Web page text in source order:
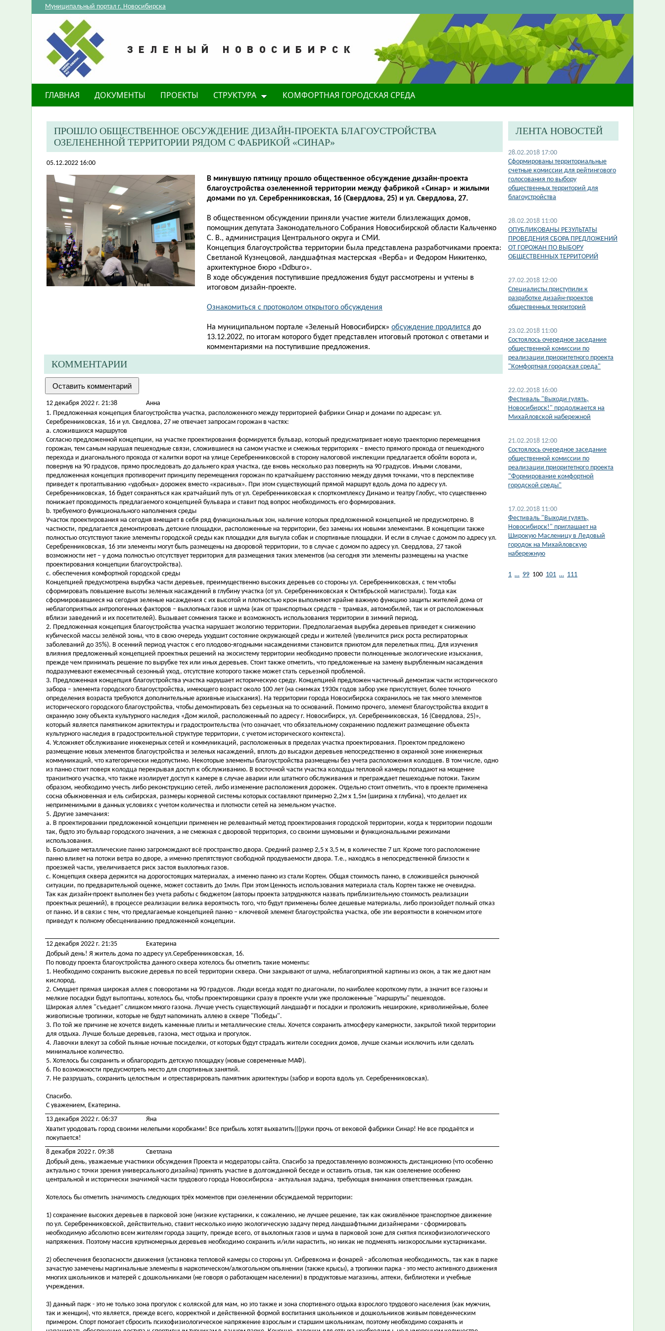
Муниципальный портал г. Новосибирска
ГЛАВНАЯ ДОКУМЕНТЫ ПРОЕКТЫ СТРУКТУРА КОМФОРТНАЯ ГОРОДСКАЯ СРЕДА
ПРОШЛО ОБЩЕСТВЕННОЕ ОБСУЖДЕНИЕ ДИЗАЙН-ПРОЕКТА БЛАГОУСТРОЙСТВА
ОЗЕЛЕНЕННОЙ ТЕРРИТОРИИ РЯДОМ С ФАБРИКОЙ «СИНАР»
05.12.2022 16:00
В минувшую пятницу прошло общественное обсуждение дизайн-проекта
благоустройства озелененной территории между фабрикой «Синар» и жилыми
домами по ул. Серебренниковская, 16 (Свердлова, 25) и ул. Свердлова, 27.
В общественном обсуждении приняли участие жители близлежащих домов,
помощник депутата Законодательного Собрания Новосибирской области Кальченко
С. В., администрация Центрального округа и СМИ.
Концепция благоустройства территории была представлена разработчиками проекта:
Светланой Кузнецовой, ландшафтная мастерская «Верба» и Федором Никитенко,
архитектурное бюро «Ddburo».
В ходе обсуждения поступившие предложения будут рассмотрены и учтены в
итоговом дизайн-проекте.
Ознакомиться с протоколом открытого обсуждения
На муниципальном портале «Зеленый Новосибирск» обсуждение продлится​ до
13.12.2022, по итогам которого будет представлен итоговый протокол с ответами и
комментариями на поступившие предложения.
КОММЕНТАРИИ
12 декабря 2022 г. 21:38
Aнна
1. Предложенная концепция благоустройства участка, расположенного между территорией фабрики Синар и домами по адресам: ул.
Серебренниковская, 16 и ул. Сведлова, 27 не отвечает запросам горожан в частях:
a. сложившихся маршрутов
Согласно предложенной концепции, на участке проектирования формируется бульвар, который предусматривает новую траекторию перемещения
горожан, тем самым нарушая пешеходные связи, сложившиеся на самом участке и смежных территориях – вместо прямого прохода от пешеходного
перехода и диагонального прохода от калитки ворот на улице Серебренниковской в сторону налоговой инспекции предлагается обойти ворота и,
повернув на 90 градусов, прямо проследовать до дальнего края участка, где вновь несколько раз повернуть на 90 градусов. Иными словами,
предложенная концепция противоречит принципу перемещения горожан по кратчайшему расстоянию между двумя точками, что в перспективе
приведет к протаптыванию «удобных» дорожек вместо «красивых». При этом существующий прямой маршрут вдоль дома по адресу ул.
Серебренниковская, 16 будет сохраняться как кратчайший путь от ул. Серебренниковская к спорткомплексу Динамо и театру Глобус, что существенно
понижает проходимость предлагаемого концепцией бульвара и ставит под вопрос необходимость его формирования.
b. требуемого функционального наполнения среды
Участок проектирования на сегодня вмещает в себя ряд функциональных зон, наличие которых предложенной концепцией не предусмотрено. В
частности, предлагается демонтировать детские площадки, расположенные на территории, без замены их новыми элементами. В концепции также
полностью отсутствуют такие элементы городской среды как площадки для выгула собак и спортивные площадки. И если в случае с домом по адресу ул.
Серебренниковская, 16 эти элементы могут быть размещены на дворовой территории, то в случае с домом по адресу ул. Свердлова, 27 такой
возможности нет – у дома полностью отсутствует территория для размещения таких элементов (на сегодня эти элементы размещены на участке
проектирования концепции благоустройства).
c. обеспечения комфортной городской среды
Концепцией предусмотрена вырубка части деревьев, преимущественно высоких деревьев со стороны ул. Серебренниковская, с тем чтобы
сформировать повышение высоты зеленых насаждений в глубину участка (от ул. Серебренниковская к Октябрьской магистрали). Тогда как
сформировавшиеся на сегодня зеленые насаждения с их высотой и плотностью крон выполняют крайне важную функцию защиты жителей дома от
неблагоприятных антропогенных факторов – выхлопных газов и шума (как от транспортных средств – трамвая, автомобилей, так и от расположенных
вблизи заведений и их посетителей). Вызывает сомнения также и возможность использования территории в зимний период.
2. Предложенная концепция благоустройства участка нарушает экологию территории. Предполагаемая вырубка деревьев приведет к снижению
кубической массы зелёной зоны, что в свою очередь ухудшит состояние окружающей среды и жителей (увеличится риск роста респираторных
заболеваний до 35%). В осенний период участок с его плодово-ягодными насаждениями становится приютом для перелетных птиц. Для изучения
влияния предложенный концепцией проектных решений на экосистему территории необходимо провести полноценные экологические изыскания,
прежде чем принимать решение по вырубке тех или иных деревьев. Стоит также отметить, что предложенные на замену вырубленным насаждения
подразумевают ежемесячный сезонный уход, отсутствие которого также может стать серьезной проблемой.
3. Предложенная концепция благоустройства участка нарушает историческую среду. Концепцией предложен частичный демонтаж части исторического
забора – элемента городского благоустройства, имеющего возраст около 100 лет (на снимках 1930х годов забор уже присутствует, более точного
определения возраста требуются дополнительные архивные изыскания). На территории города Новосибирска сохранилось не так много элементов
исторического городского благоустройства, чтобы демонтировать без серьезных на то оснований. Помимо прочего, элемент благоустройства входит в
охранную зону объекта культурного наследия «Дом жилой, расположенный по адресу г. Новосибирск, ул. Серебренниковская, 16 (Свердлова, 25)»,
который является памятником архитектуры и градостроительства (что означает, что обязательному сохранению подлежит размещение объекта
культурного наследия в градостроительной структуре территории, с учетом исторического контекста).
4. Усложняет обслуживание инженерных сетей и коммуникаций, расположенных в пределах участка проектирования. Проектом предложено
размещение новых элементов благоустройства и зеленых насаждений, вплоть до высадки деревьев непосредственно в охранной зоне инженерных
коммуникаций, что категорически недопустимо. Некоторые элементы благоустройства размещены без учета расположения колодцев. В том числе, одно
из панно стоит поверх колодца перекрывая доступ к обслуживанию. В восточной части участка колодцы тепловой камеры попадают на мощение
транзитного участка, что также изолирует доступ к камере в случае аварии или штатного обслуживания и преграждает пешеходные потоки. Таким
образом, необходимо учесть либо реконструкцию сетей, либо изменение расположения дорожек. Отдельно стоит отметить, что в проекте применена
сосна обыкновенная и ель сибирская, размеры корневой системы которых составляют примерно 2,2м х 1,5м (ширина х глубина), что делает их
неприменимыми в данных условиях с учетом количества и плотности сетей на земельном участке.
5. Другие замечания:
a. В проектировании предложенной концепции применен не релевантный метод проектирования городской территории, когда к территории подошли
так, будто это бульвар городского значения, а не смежная с дворовой территория, со своими шумовыми и функциональными режимами
использования.
b. Большие металлические панно загромождают всё пространство двора. Средний размер 2,5 х 3,5 м, в количестве 7 шт. Кроме того расположение
панно влияет на потоки ветра во дворе, а именно препятствуют свободной продуваемости двора. Т.е., находясь в непосредственной близости к
проезжей части, увеличивается риск застоя выхлопных газов.
c. Концепция сквера держится на дорогостоящих материалах, а именно панно из стали Кортен. Общая стоимость панно, в сложившейся рыночной
ситуации, по предварительной оценке, может составить до 1млн. При этом Ценность использования материала сталь Кортен также не очевидна.
Так как дизайн-проект выполнен без учета работы с бюджетом (авторы проекта затрудняются назвать приблизительную стоимость реализации
проектных решений), в процессе реализации велика вероятность того, что будут применены более дешевые материалы, либо произойдет полный отказ
от панно. И в связи с тем, что предлагаемые концепцией панно – ключевой элемент благоустройства участка, обе эти вероятности в конечном итоге
приведут к полному обесцениванию предложенной концепции.
12 декабря 2022 г. 21:35
Екатерина
Добрый день! Я житель дома по адресу ул.Серебренниковская, 16.
По поводу проекта благоустройства данного сквера хотелось бы отметить такие моменты:
1. Необходимо сохранить высокие деревья по всей территории сквера. Они закрывают от шума, неблагоприятной картины из окон, а так же дают нам
кислород.
2. Смущает прямая широкая аллея с поворотами на 90 градусов. Люди всегда ходят по диагонали, по наиболее короткому пути, а значит все газоны и
мелкие посадки будут вытоптаны, хотелось бы, чтобы проектировщики сразу в проекте учли уже проложенные "маршруты" пешеходов.
Широкая аллея "съедает" слишком много газона. Лучше учесть существующий ландшафт и посадки и проложить неширокие, криволинейные, более
живописные тропинки, которые не будут напоминать аллею в сквере "Победы".
3. По той же причине не хочется видеть каменные плиты и металлические стелы. Хочется сохранить атмосферу камерности, закрытой тихой территории
для отдыха. Лучше больше деревьев, газона, мест отдыха и прогулок.
4. Лавочки влекут за собой пьяные ночные посиделки, от которых будут страдать жители соседних домов, лучше скамьи исключить или сделать
минимальное количество.
5. Хотелось бы сохранить и облагородить детскую площадку (новые современные МАФ).
6. По возможности предусмотреть место для спортивных занятий.
7. Не разрушать, сохранить целостным и отреставрировать памятник архитектуры (забор и ворота вдоль ул. Серебренниковская).
Спасибо.
С уважением, Екатерина.
13 декабря 2022 г. 06:37
Яна
Хватит уродовать город своими нелепыми коробками! Все прибыль хотят выхватить(((руки прочь от вековой фабрики Синар! Не все продаётся и
покупается!
8 декабря 2022 г. 09:38
Светлана
Добрый день, уважаемые участники обсуждения Проекта и модераторы сайта. Спасибо за предоставленную возможность дистанционно (что особенно
актуально с точки зрения универсального дизайна) принять участие в долгожданной беседе и оставить отзыв, так как озеленение особенно
центральной и исторически значимой части трудового города Новосибирска - актуальная задача, требующая внимания ответственных граждан.
Хотелось бы отметить значимость следующих трёх моментов при озеленении обсуждаемой территории:
1) сохранение высоких деревьев в парковой зоне (низкие кустарники, к сожалению, не лучшее решение, так как оживлённое транспортное движение
по ул. Серебренниковской, действительно, ставит несколько иную экологическую задачу перед ландшафтными дизайнерами - сформировать
необходимую абсолютно всем жителям города защиту, прежде всего, от выхлопных газов и шума в парковой зоне для снятия психофизиологического
напряжения. Поэтому массив крупномерных деревьев необходимо сохранить и/или нарастить, но никак не подменять низкорослыми кустарниками.
2) обеспечения безопасности движения (установка тепловой камеры со стороны ул. Сибревкома и фонарей - абсолютная необходимость, так как в парке
зачастую замечены маргинальные элементы в наркотическом/алкогольном опьянении (также крысы), а тропинки парка - это место активного движения
многих школьников и матерей с дошкольниками (не говоря о работающем населении) в продуктовые магазины, аптеки, библиотеки и учебные
учреждения.
3) данный парк - это не только зона прогулок с коляской для мам, но это также и зона спортивного отдыха взрослого трудового населения (как мужчин,
так и женщин), что является, прежде всего, корректной и действенной формой воспитания школьников и дошкольников живым поведенческим
примером. Спорт помогает сбросить психофизиологическое напряжение взрослым и старшим школьникам, поэтому необходимо сохранять и
ЛЕНТА НОВОСТЕЙ
28.02.2018 17:00
Сформированы территориальные
счетные комиссии для рейтингового
голосования по выбору
общественных территорий для
благоустройства
28.02.2018 11:00
ОПУБЛИКОВАНЫ РЕЗУЛЬТАТЫ
ПРОВЕДЕНИЯ СБОРА ПРЕДЛОЖЕНИЙ
ОТ ГОРОЖАН ПО ВЫБОРУ
ОБЩЕСТВЕННЫХ ТЕРРИТОРИЙ
27.02.2018 12:00
Специалисты приступили к
разработке дизайн-проектов
общественных территорий
23.02.2018 11:00
Состоялось очередное заседание
общественной комиссии по
реализации приоритетного проекта
"Комфортная городская среда"
22.02.2018 16:00
Фестиваль "Выходи гулять,
Новосибирск!" продолжается на
Михайловской набережной
21.02.2018 12:00
Состоялось очередное заседание
общественной комиссии по
реализации приоритетного проекта
"Формирование комфортной
городской среды"
17.02.2018 11:00
Фестиваль "Выходи гулять,
Новосибирск!" приглашает на
Широкую Масленицу в Ледовый
городок на Михайловскую
набережную
1 … 99 100 101 … 111